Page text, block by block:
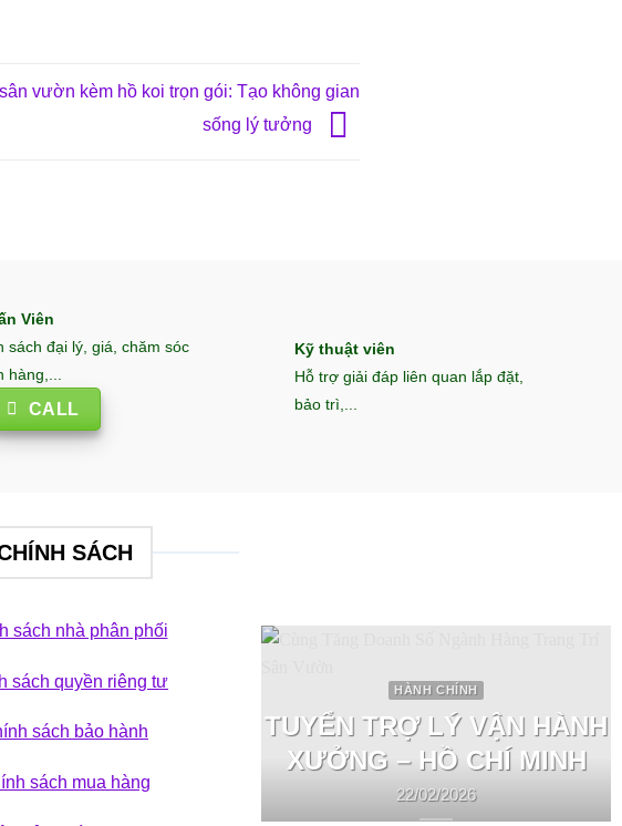
vườn kèm hồ koi trọn gói: Tạo không gian
sống lý tưởng
Viên
sách đại lý, giá, chăm sóc
hàng,...
CALL
Kỹ thuật viên
Hỗ trợ giải đáp liên quan lắp đặt,
bảo trì,...
SÁCH
sách nhà phân phối
sách quyền riêng tư
sách bảo hành
sách mua hàng
HÀNH CHÍNH
TUYỂN TRỢ LÝ VẬN HÀNH
XƯỞNG – HỒ CHÍ MINH
22/02/2026